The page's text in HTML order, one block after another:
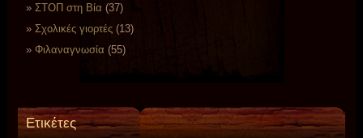
ΣΤΟΠ στη Βία (37)
Σχολικές γιορτές (13)
Φιλαναγνωσία (55)
Ετικέτες